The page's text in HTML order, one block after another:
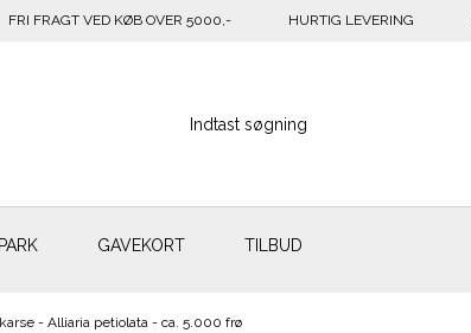
FRI FRAGT VED KØB OVER 5000,- HURTIG LEVERING
GAVEKORT TILBUD
- Alliaria petiolata - ca. 5.000 frø